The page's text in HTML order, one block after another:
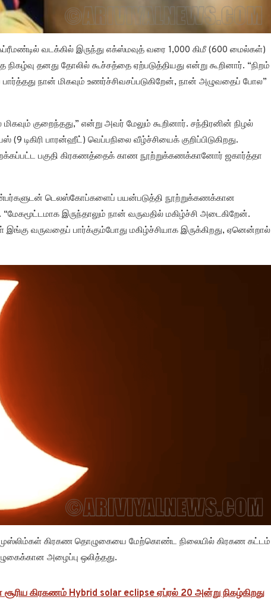
வடக்கில் இருந்து எக்ஸ்மவுத் வரை 1,000 கிமீ (600 மைல்கள்)
தனது தோலில் கூச்சத்தை ஏற்படுத்தியது என்று கூறினார். “நிறம்
நான் மிகவும் உணர்ச்சிவசப்படுகிறேன், நான் அழுவதைப் போல”
குறைந்தது,” என்று அவர் மேலும் கூறினார். சந்திரனின் நிழல்
(9 டிகிரி பாரன்ஹீட்) வெப்பநிலை வீழ்ச்சியைக் குறிப்பிடுகிறது.
பகுதி கிரகணத்தைக் காண நூற்றுக்கணக்கானோர் ஜகார்த்தா
டெலஸ்கோப்களைப் பயன்படுத்தி நூற்றுக்கணக்கான
இருந்தாலும் நான் வருவதில் மகிழ்ச்சி அடைகிறேன்.
வருவதைப் பார்க்கும்போது மகிழ்ச்சியாக இருக்கிறது, ஏனென்றால்
கிரகண தொழுகையை மேற்கொண்ட நிலையில் கிரகண கட்டம்
அழைப்பு ஒலித்தது.
சூரிய கிரகணம் Hybrid solar eclipse ஏப்ரல் 20 அன்று நிகழ்கிறது